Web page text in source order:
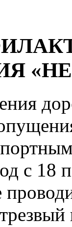
с 18